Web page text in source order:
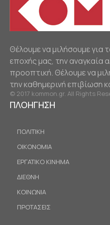
Θέλουμε να μιλήσουμε για
εποχής μας, την αναγκαία
προοπτική. Θέλουμε να
την καθημερινή επιβίωση
© 2017 kommon.gr. All Rights
ΠΛΟΗΓΗΣΗ
ΠΟΛΙΤΙΚΗ
ΟΙΚΟΝΟΜΙΑ
ΕΡΓΑΤΙΚΟ ΚΙΝΗΜΑ
ΔΙΕΘΝΗ
ΚΟΙΝΩΝΙΑ
ΠΡΟΤΑΣΕΙΣ